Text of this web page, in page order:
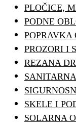
PLOČICE,
PODNE
POPRAVKA
PROZORI I
REZANA
SKELE I
SOLARNA